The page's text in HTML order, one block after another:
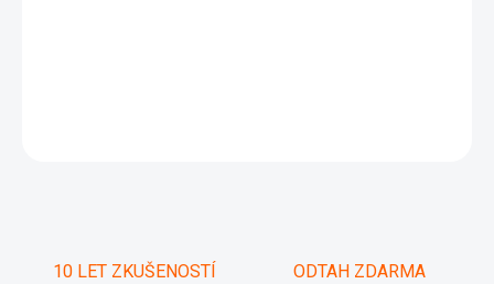
10 LET ZKUŠENOSTÍ ODTAH ZDARMA